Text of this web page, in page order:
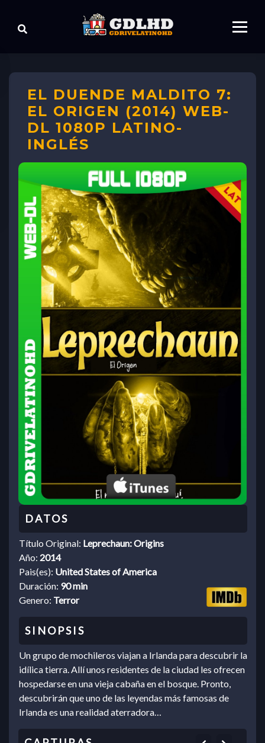
EL DUENDE MALDITO 7:
EL ORIGEN (2014) WEB-
DL 1080P LATINO-
INGLÉS
Título Original: Leprechaun: Origins
Año: 2014
Pais(es): United States of America
Duración: 90 min
Genero: Terror
Un grupo de mochileros viajan a Irlanda para descubrir la
idílica tierra. Allí unos residentes de la ciudad les ofrecen
hospedarse en una vieja cabaña en el bosque. Pronto,
descubrirán que uno de las leyendas más famosas de
Irlanda es una realidad aterradora…